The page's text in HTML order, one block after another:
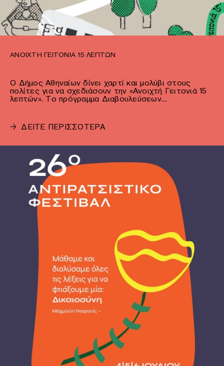
ΑΝΟΙΧΤΉ ΓΕΙΤΟΝΙΆ 15 ΛΕΠΤΏΝ
Ο Δήμος Αθηναίων δίνει χαρτί και μολύβι στους
πολίτες για να σχεδιάσουν την «Ανοιχτή Γειτονιά 15
λεπτών». Το πρόγραμμα Διαβουλεύσεων…
→ ΔΕΙΤΕ ΠΕΡΙΣΣΟΤΕΡΑ